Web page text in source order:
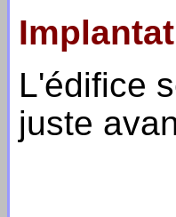
L'édifice
juste